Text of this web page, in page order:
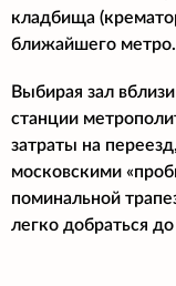
кладбища
ближайшего метро.
Выбирая зал
станции
затраты на
московскими
поминальной
легко добраться